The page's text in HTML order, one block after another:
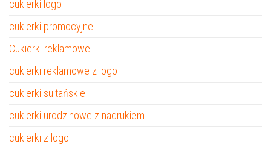
cukierki logo
cukierki promocyjne
Cukierki reklamowe
cukierki reklamowe z logo
cukierki sultańskie
cukierki urodzinowe z nadrukiem
cukierki z logo